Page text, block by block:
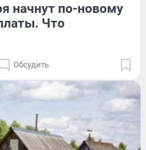
начнут по-новому
Что
Обсудить